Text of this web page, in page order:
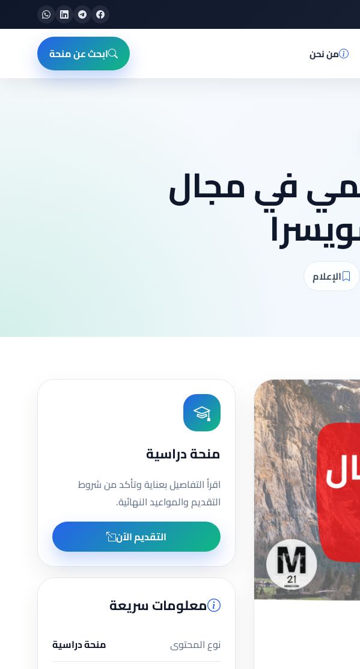
من نحن ابحث عن منحة
في مجال
الإعلام
منحة دراسية
اقرأ التفاصيل بعناية وتأكد من شروط
التقديم والمواعيد النهائية.
التقديم الآن
معلومات سريعة
نوع المحتوى
منحة دراسية